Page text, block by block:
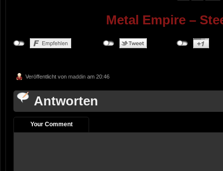
Metal Empire –
Veröffentlicht von maddin am 20:46
Antworten
Your Comment